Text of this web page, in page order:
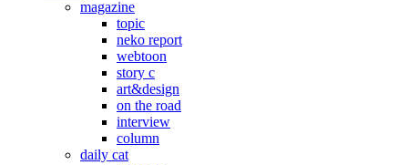
magazine
topic
neko report
webtoon
story c
art&design
on the road
interview
column
daily cat